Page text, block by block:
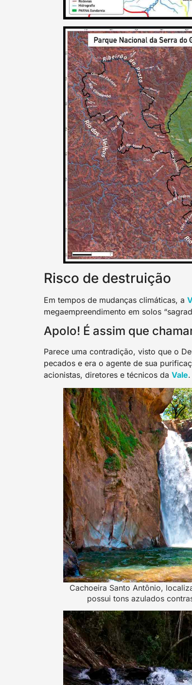
Risco de destruição
Em tempos de mudanças climáticas, a
megaempreendimento em solos
Apolo! É assim que
Parece uma contradição, visto que o
pecados e era o agente de sua
acionistas, diretores e técnicos da Vale.
Cachoeira Santo Antônio,
possui tons azulados